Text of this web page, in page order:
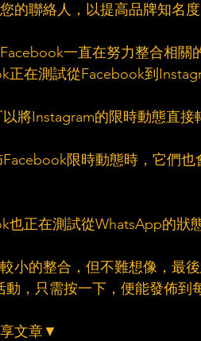
的聯絡人，以提高品牌知名
一直在努力整合相關
正在測試從Facebook到
將Instagram的限時動態直
限時動態時，它們也
也正在測試從WhatsApp的狀
小的整合，但不難想像，最
動，只需按一下，便能發佈到
文章▼